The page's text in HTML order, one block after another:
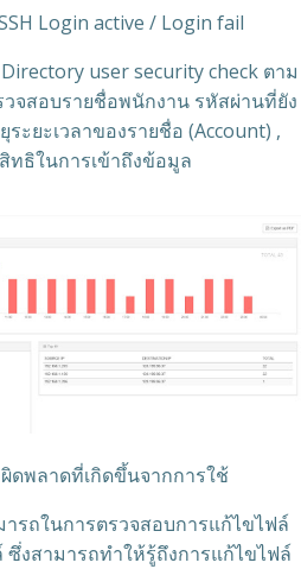
Login active / Login fail
user security check ตาม
วจสอบรายชื่อพนักงาน รหัสผ่านที่ยัง
ะยะเวลาของรายชื่อ (Account) ,
ทธิในการเข้าถึงข้อมูล
ดพลาดที่เกิดขึ้นจากการใช้
รถในการตรวจสอบการแก้ไขไฟล์
งสามารถทำให้รู้ถึงการแก้ไขไฟล์